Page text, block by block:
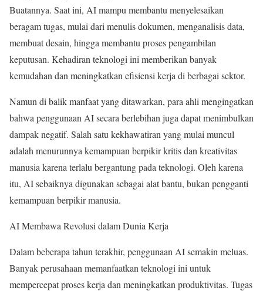
Buatannya. Saat ini, AI mampu membantu menyelesaikan
beragam tugas, mulai dari menulis dokumen, menganalisis data,
membuat desain, hingga membantu proses pengambilan
keputusan. Kehadiran teknologi ini memberikan banyak
kemudahan dan meningkatkan efisiensi kerja di berbagai sektor.
Namun di balik manfaat yang ditawarkan, para ahli mengingatkan
bahwa penggunaan AI secara berlebihan juga dapat menimbulkan
dampak negatif. Salah satu kekhawatiran yang mulai muncul
adalah menurunnya kemampuan berpikir kritis dan kreativitas
manusia karena terlalu bergantung pada teknologi. Oleh karena
itu, AI sebaiknya digunakan sebagai alat bantu, bukan pengganti
kemampuan berpikir manusia.
AI Membawa Revolusi dalam Dunia Kerja
Dalam beberapa tahun terakhir, penggunaan AI semakin meluas.
Banyak perusahaan memanfaatkan teknologi ini untuk
mempercepat proses kerja dan meningkatkan produktivitas. Tugas